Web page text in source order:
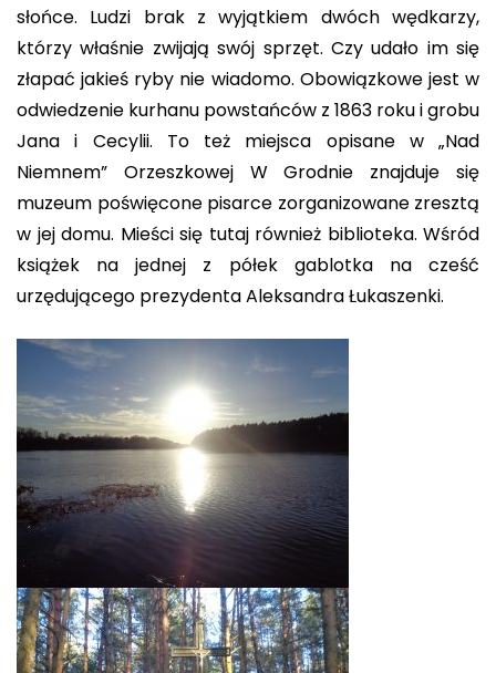
słońce. Ludzi brak z wyjątkiem dwóch wędkarzy,
którzy właśnie zwijają swój sprzęt. Czy udało im się
złapać jakieś ryby nie wiadomo. Obowiązkowe jest w
odwiedzenie kurhanu powstańców z 1863 roku i grobu
Jana i Cecylii. To też miejsca opisane w „Nad
Niemnem” Orzeszkowej W Grodnie znajduje się
muzeum poświęcone pisarce zorganizowane zresztą
w jej domu. Mieści się tutaj również biblioteka. Wśród
książek na jednej z półek gablotka na cześć
urzędującego prezydenta Aleksandra Łukaszenki.